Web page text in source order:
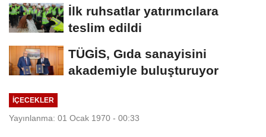
İlk ruhsatlar yatırımcılara
teslim edildi
TÜGİS, Gıda sanayisini
akademiyle buluşturuyor
İÇECEKLER
Yayınlanma: 01 Ocak 1970 - 00:33